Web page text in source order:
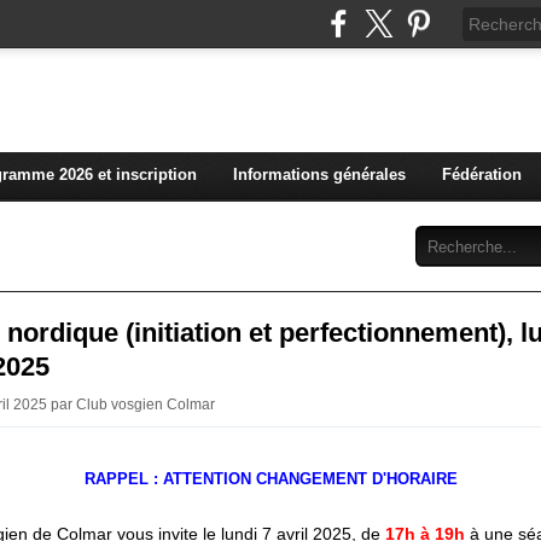
2026 et inscription Informations générales Fédération
nordique (initiation et perfectionnement),
2025 par Club vosgien Colmar
RAPPEL : ATTENTION CHANGEMENT D'HORAIRE
de Colmar vous invite le lundi 7 avril 2025, de 17h à 19h à une